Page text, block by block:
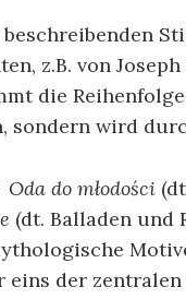
z.B. von
die
sondern wird
Oda do młodości
(dt. Balladen und
der